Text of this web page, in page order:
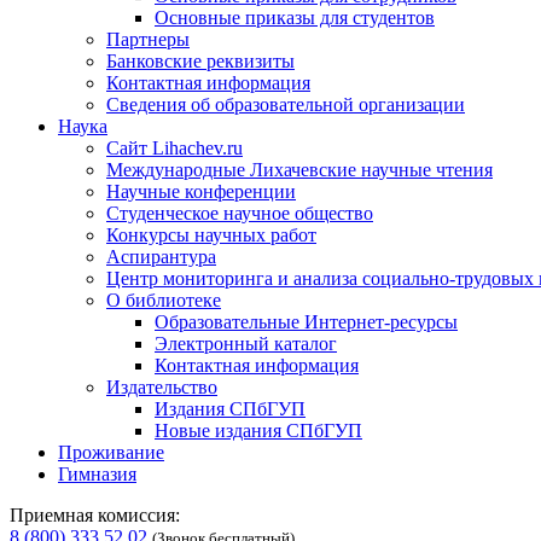
Основные приказы для студентов
Партнеры
Банковские реквизиты
Контактная информация
Сведения об образовательной организации
Наука
Сайт Lihachev.ru
Международные Лихачевские научные чтения
Научные конференции
Студенческое научное общество
Конкурсы научных работ
Аспирантура
Центр мониторинга и анализа социально-трудовых
О библиотеке
Образовательные Интернет-ресурсы
Электронный каталог
Контактная информация
Издательство
Издания СПбГУП
Новые издания СПбГУП
Проживание
Гимназия
Приемная комиссия:
8 (800) 333 52 02